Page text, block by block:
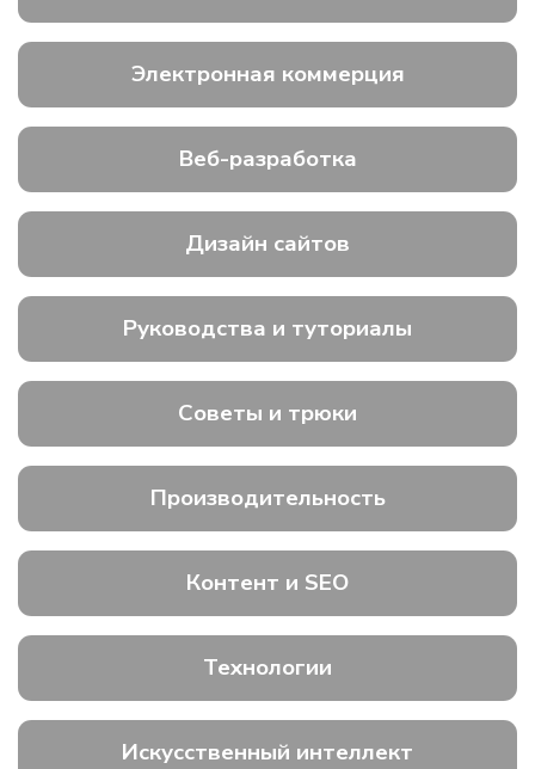
Электронная коммерция
Веб-разработка
Дизайн сайтов
Руководства и туториалы
Советы и трюки
Производительность
Контент и SEO
Технологии
Искусственный интеллект